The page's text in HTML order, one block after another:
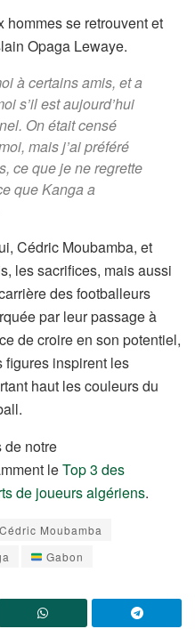
hommes se retrouvent et
Opaga Lewaye.
à certains amis, et a
s’il est aujourd’hui
On était censé
mais j’ai préféré
ce que je ne regrette
que Kanga a
Cédric Moubamba, et
les sacrifices, mais aussi
des footballeurs
par leur passage à
de croire en son potentiel,
figures inspirent les
haut les couleurs du
de notre
leTop 3 des
de joueurs algériens.
Cédric Moubamba
Gabon